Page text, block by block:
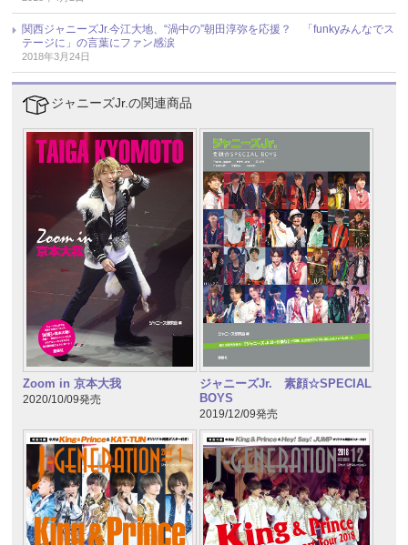
関西ジャニーズJr.今江大地、“渦中の”朝田淳弥を応援？ 「funkyみんなでス
テージに」の言葉にファン感涙
2018年3月24日
ジャニーズJr.の関連商品
Zoom in 京本大我
2020/10/09発売
ジャニーズJr. 素顔☆SPECIAL
BOYS
2019/12/09発売